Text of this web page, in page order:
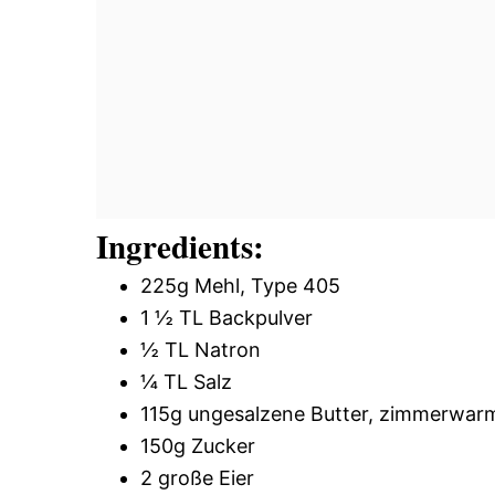
Ingredients:
225g Mehl, Type 405
1 ½ TL Backpulver
½ TL Natron
¼ TL Salz
115g ungesalzene Butter,
150g Zucker
2 große Eier